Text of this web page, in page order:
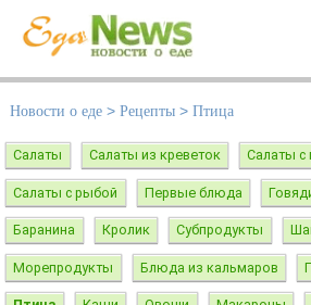
Новости о еде > Рецепты > Птица
Салаты Салаты из креветок Салаты с
Салаты с рыбой Первые блюда
Баранина Кролик Субпродукты
Морепродукты Блюда из кальмаров